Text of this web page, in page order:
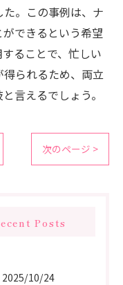
。この事例は、ナ
できるという希望
ることで、忙しい
られるため、両立
言えるでしょう。
次のページ >
Posts
2025/10/24